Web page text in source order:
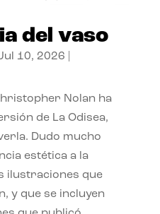
del vaso
10, 2026
Nolan ha
de La Odisea,
Dudo mucho
estética a la
ilustraciones que
y que se incluyen